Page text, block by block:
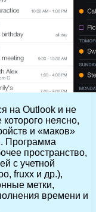
на Outlook и не
неясно,
и «маков»
Программа
пространство,
с учетной
fruxx и др.),
метки,
времени и